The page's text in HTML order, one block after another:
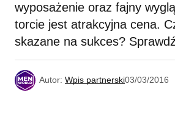
wyposażenie oraz fajny
torcie jest atrakcyjna cena.
skazane na sukces?
Autor: Wpis partnerski03/03/2016